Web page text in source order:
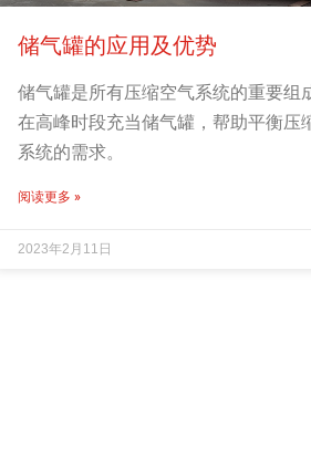
储气罐的应用及优势
储气罐是所有压缩空气系统的重要组
在高峰时段充当储气罐，帮助平衡压
系统的需求。
阅读更多 »
2023年2月11日